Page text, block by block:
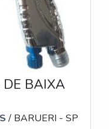
DE BAIXA
/ BARUERI - SP